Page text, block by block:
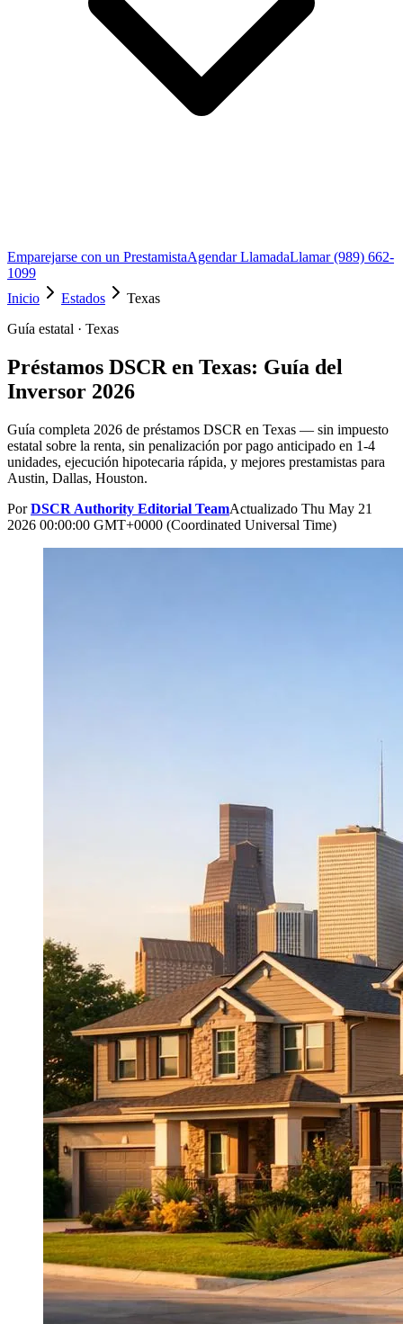
Emparejarse con un PrestamistaAgendar LlamadaLlamar (989) 662-
1099
Inicio
Estados
Texas
Guía estatal · Texas
Préstamos DSCR en Texas: Guía del
Inversor 2026
Guía completa 2026 de préstamos DSCR en Texas — sin impuesto
estatal sobre la renta, sin penalización por pago anticipado en 1-4
unidades, ejecución hipotecaria rápida, y mejores prestamistas para
Austin, Dallas, Houston.
PorDSCR Authority Editorial TeamActualizado Thu May 21
2026 00:00:00 GMT+0000 (Coordinated Universal Time)